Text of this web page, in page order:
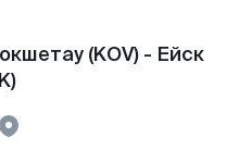
(KOV) - Ейск